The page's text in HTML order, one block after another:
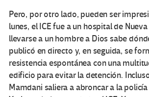
Pero, por otro lado, pueden ser
lunes, el ICE fue a un hospital de
llevarse a un hombre a Dios sabe
publicó en directo y, en seguida, se
resistencia espontánea con una
edificio para evitar la detención.
Mamdani saliera a abroncar a la